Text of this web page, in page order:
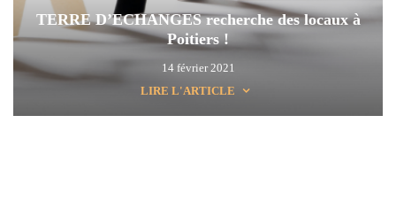
TERRE D’ECHANGES recherche des locaux à
Poitiers !
14 février 2021
LIRE L'ARTICLE